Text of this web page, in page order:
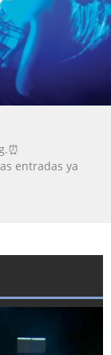
entradas ya